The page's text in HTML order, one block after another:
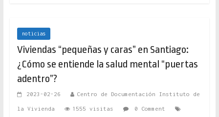
noticias
Viviendas “pequeñas y caras” en Santiago:
¿Cómo se entiende la salud mental “puertas
adentro”?
2023-02-26 Centro de Documentación Instituto de
la Vivienda 1555 visitas 0 Comment